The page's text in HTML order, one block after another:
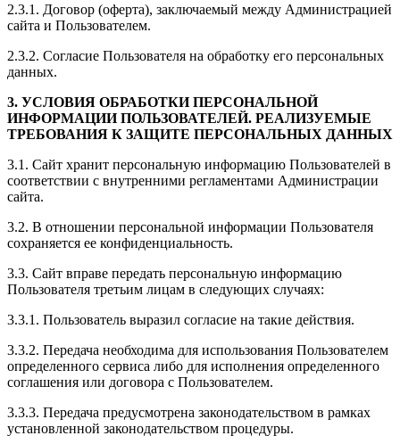
2.3.1. Договор (оферта), заключаемый между Администрацией
сайта и Пользователем.
2.3.2. Согласие Пользователя на обработку его персональных
данных.
3. УСЛОВИЯ ОБРАБОТКИ ПЕРСОНАЛЬНОЙ
ИНФОРМАЦИИ ПОЛЬЗОВАТЕЛЕЙ. РЕАЛИЗУЕМЫЕ
ТРЕБОВАНИЯ К ЗАЩИТЕ ПЕРСОНАЛЬНЫХ ДАННЫХ
3.1. Сайт хранит персональную информацию Пользователей в
соответствии с внутренними регламентами Администрации
сайта.
3.2. В отношении персональной информации Пользователя
сохраняется ее конфиденциальность.
3.3. Сайт вправе передать персональную информацию
Пользователя третьим лицам в следующих случаях:
3.3.1. Пользователь выразил согласие на такие действия.
3.3.2. Передача необходима для использования Пользователем
определенного сервиса либо для исполнения определенного
соглашения или договора с Пользователем.
3.3.3. Передача предусмотрена законодательством в рамках
установленной законодательством процедуры.